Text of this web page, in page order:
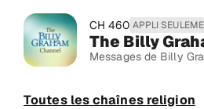
CH 460 APPLI
The Billy
Messages de Billy
Toutes les chaînes religion